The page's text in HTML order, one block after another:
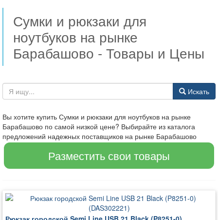
Сумки и рюкзаки для
ноутбуков на рынке
Барабашово - Товары и Цены
Искать
Вы хотите купить Сумки и рюкзаки для ноутбуков на рынке
Барабашово по самой низкой цене? Выбирайте из каталога
предложений надежных поставщиков на рынке Барабашово
Разместить свои товары